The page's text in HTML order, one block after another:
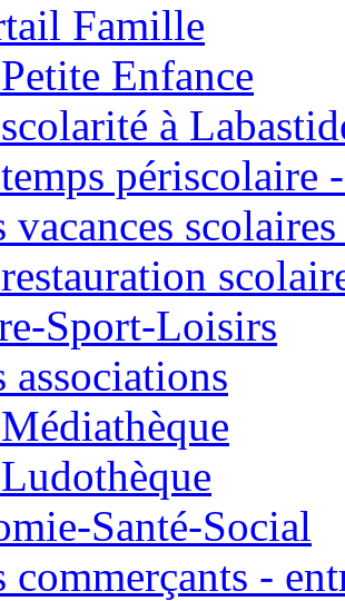
Famille
Enfance
à
périscolaire
vacances
Sport-Loisirs
associations
Santé-Social
commerçants -